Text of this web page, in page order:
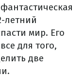
летний
мир. Его
для того,
две